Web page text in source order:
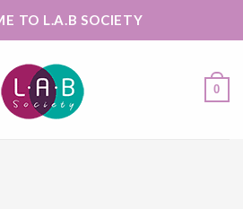
TO L.A.B SOCIETY
0